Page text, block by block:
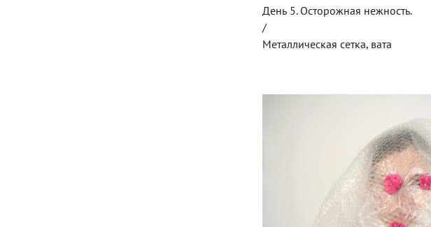
День 5. Осторожная нежность.
/
Металлическая сетка, вата